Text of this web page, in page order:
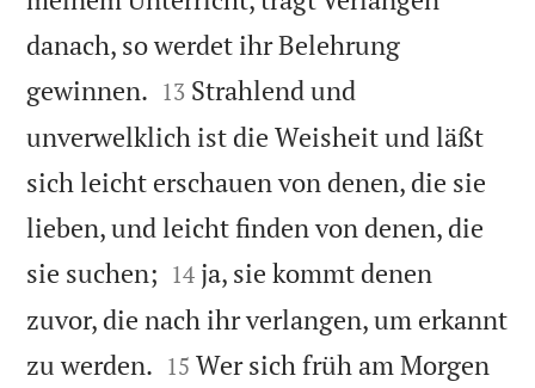
danach, so werdet ihr Belehrung
gewinnen. 

13 Strahlend und
unverwelklich ist die Weisheit und läßt
sich leicht erschauen von denen, die sie
lieben, und leicht finden von denen, die
sie suchen; 

14 ja, sie kommt denen
zuvor, die nach ihr verlangen, um erkannt
zu werden. 

15 Wer sich früh am Morgen